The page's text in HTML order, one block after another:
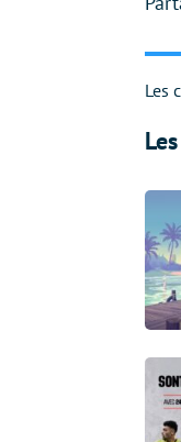
Les